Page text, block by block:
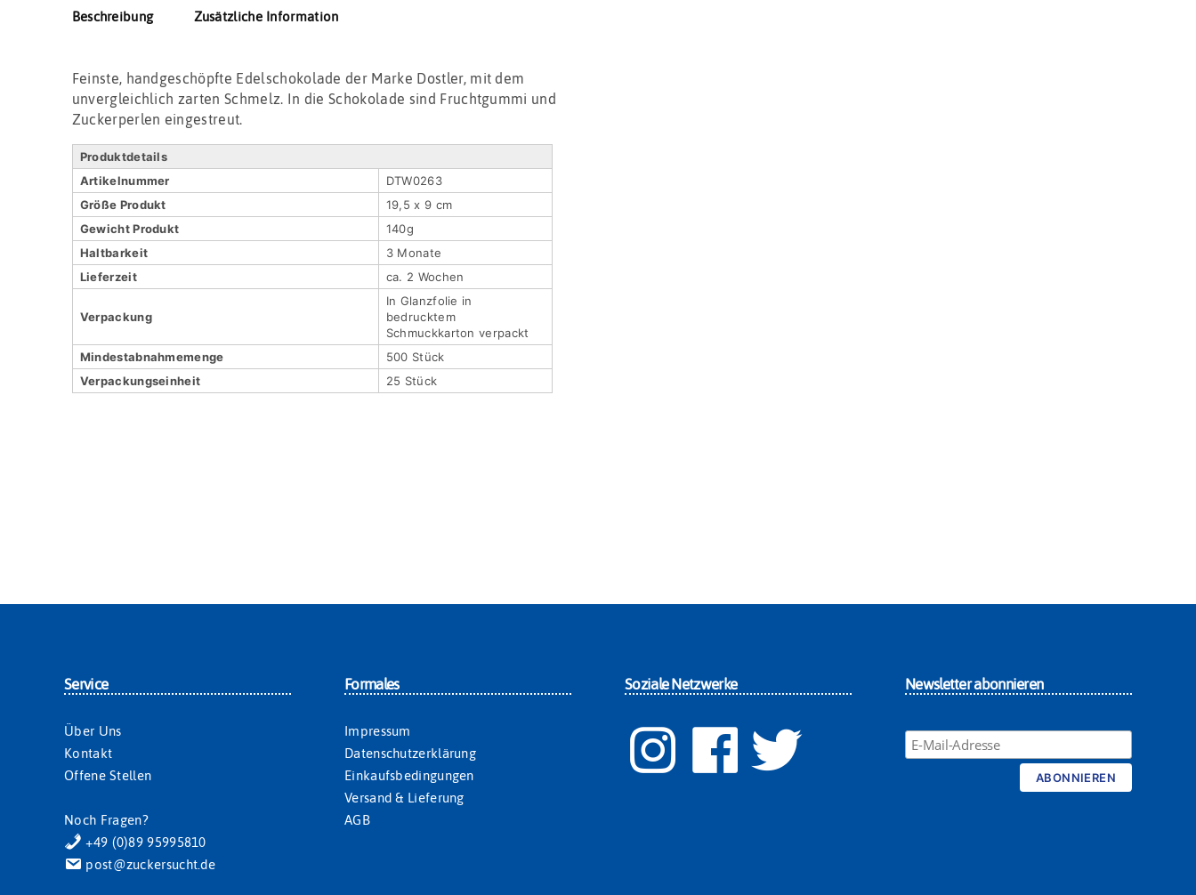
Beschreibung Zusätzliche Information
Feinste, handgeschöpfte Edelschokolade der Marke Dostler, mit dem
unvergleichlich zarten Schmelz. In die Schokolade sind Fruchtgummi und
Zuckerperlen eingestreut.
Produktdetails
Artikel­nummer
DTW0263
Größe Produkt
19,5 x 9 cm
Gewicht Produkt
140g
Haltbar­keit
3 Monate
Lieferzeit
ca. 2 Wochen
Verpackung
In Glanzfolie in
bedrucktem
Schmuckkarton verpackt
Mindestabnahmemenge
500 Stück
Verpackungs­einheit
25 Stück
Service
Über Uns
Kontakt
Offene Stellen
Noch Fragen?
+49 (0)89 95995810
post@zuckersucht.de
Formales
Impressum
Datenschutzerklärung
Einkaufsbedingungen
Versand & Lieferung
AGB
Soziale Netzwerke Newsletter abonnieren